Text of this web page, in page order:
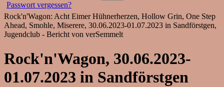
Passwort vergessen?
Rock'n'Wagon: Acht Eimer Hühnerherzen, Hollow Grin, One Step
Ahead, Smohle, Miserere, 30.06.2023-01.07.2023 in Sandförstgen,
Jugendclub - Bericht von verSemmelt
Rock'n'Wagon, 30.06.2023-
01.07.2023 in Sandförstgen